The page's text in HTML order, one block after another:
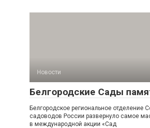
Новости
Белгородские Сады
Белгородское региональное отделение
садоводов России развернуло самое
в международной акции «Сад